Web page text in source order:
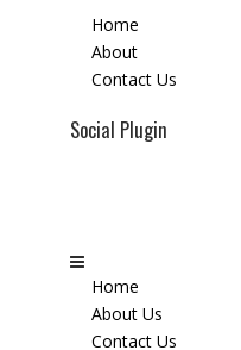
Home
About
Contact Us
Social Plugin
Home
About Us
Contact Us